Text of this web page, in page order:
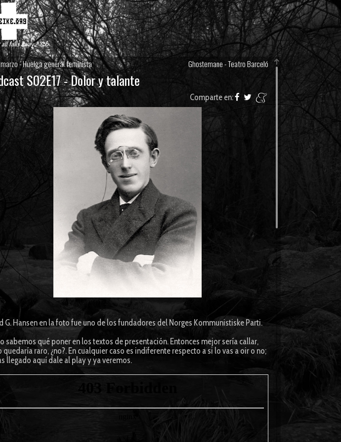
falls away - Yob
- Huelga general feminista Ghostemane - Teatro Barceló
S02E17 - Dolor y talante
Comparte en:
G. Hansen en la foto fue uno de los fundadores del Norges Kommunistiske Parti.
sabemos qué poner en los textos de presentación. Entonces mejor sería callar,
quedaría raro, ¿no?. En cualquier caso es indiferente respecto a si lo vas a oir o no;
llegado aquí dale al play y ya veremos.